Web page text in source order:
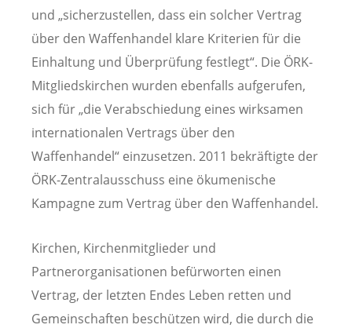
und „sicherzustellen, dass ein solcher Vertrag
über den Waffenhandel klare Kriterien für die
Einhaltung und Überprüfung festlegt“. Die ÖRK-
Mitgliedskirchen wurden ebenfalls aufgerufen,
sich für „die Verabschiedung eines wirksamen
internationalen Vertrags über den
Waffenhandel“ einzusetzen. 2011 bekräftigte der
ÖRK-Zentralausschuss eine ökumenische
Kampagne zum Vertrag über den Waffenhandel.
Kirchen, Kirchenmitglieder und
Partnerorganisationen befürworten einen
Vertrag, der letzten Endes Leben retten und
Gemeinschaften beschützen wird, die durch die